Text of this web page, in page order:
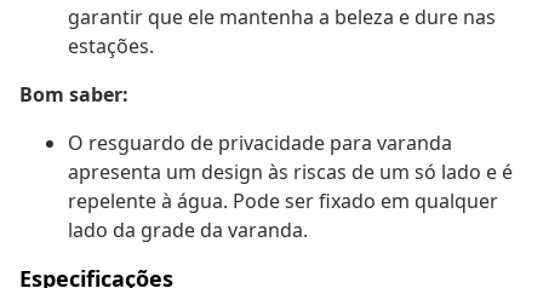
garantir que ele mantenha a beleza e dure nas
estações.
Bom saber:
O resguardo de privacidade para varanda
apresenta um design às riscas de um só lado e é
repelente à água. Pode ser fixado em qualquer
lado da grade da varanda.
Especificações